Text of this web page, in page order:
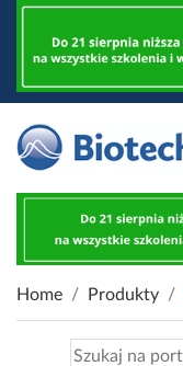
Home Produkty